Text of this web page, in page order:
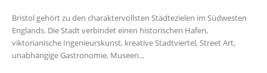
Bristol gehört zu den charaktervollsten Städtezielen im Südwesten
Englands. Die Stadt verbindet einen historischen Hafen,
viktorianische Ingenieurskunst, kreative Stadtviertel, Street Art,
unabhängige Gastronomie, Museen...